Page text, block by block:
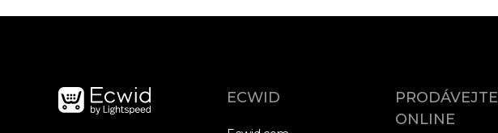
ECWID
PRODÁVEJTE
ONLINE